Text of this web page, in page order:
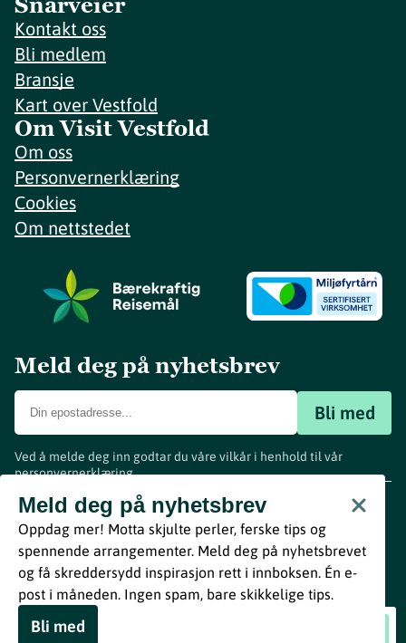
Horten kammermusikkfest
Kontakt oss
Bli medlem
Bransje
Kart over Vestfold
Om Visit Vestfold
Om oss
Personvernerklæring
Cookies
Om nettstedet
Meld deg på nyhetsbrev
Bli med
Ved å melde deg inn godtar du våre vilkår i henhold til vår
personvernerklæring.
Meld deg på nyhetsbrev
Oppdag mer! Motta skjulte perler, ferske tips og
spennende arrangementer. Meld deg på nyhetsbrevet
og få skreddersydd inspirasjon rett i innboksen. Én e-
post i måneden. Ingen spam, bare skikkelige tips.
Bli med
www.visitvestfold.com
Turistinformasjon
Vestfold Fylkeskommune
ByBreakfast